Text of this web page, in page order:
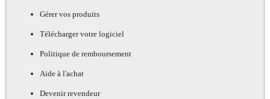
Gérer vos produits
Télécharger votre logiciel
Politique de remboursement
Aide à l'achat
Devenir revendeur